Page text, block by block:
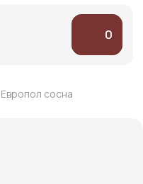
Европол сосна